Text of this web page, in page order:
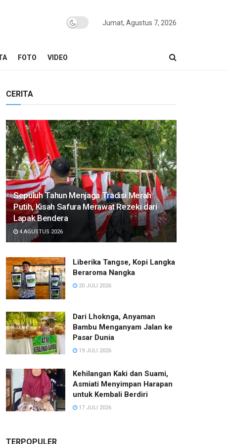
Jumat, Agustus 7, 2026
FOTO VIDEO
CERITA
Sepuluh Tahun Menjaga Tradisi Merah
Putih, Kisah Safura Merawat Rezeki dari
Lapak Bendera
4 AGUSTUS 2026
Liberika Tangse, Kopi Langka
Beraroma Nangka
20 JULI 2026
Dari Lhoknga, Anyaman
Bambu Menganyam Jalan ke
Pasar Dunia
19 JULI 2026
Kehilangan Kaki dan Suami,
Asmiati Menyimpan Harapan
untuk Kembali Berdiri
17 JULI 2026
TERPOPULER